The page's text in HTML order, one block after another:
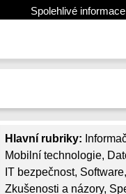
Spolehlivé
Hlavní rubriky:
Mobilní technologie,
IT bezpečnost, Software,
Zkušenosti a názory,